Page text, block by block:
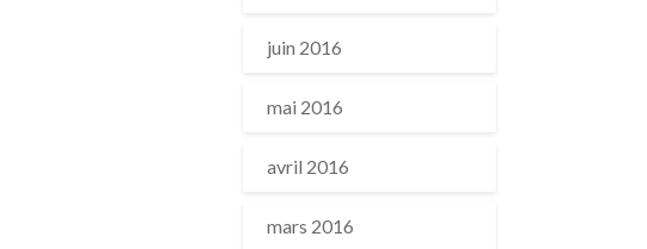
juin 2016
mai 2016
avril 2016
mars 2016